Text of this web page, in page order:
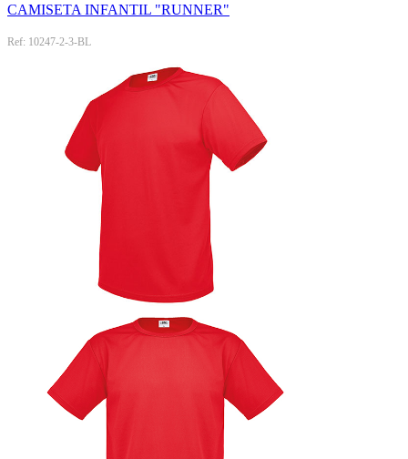
CAMISETA INFANTIL "RUNNER"
Ref: 10247-2-3-BL